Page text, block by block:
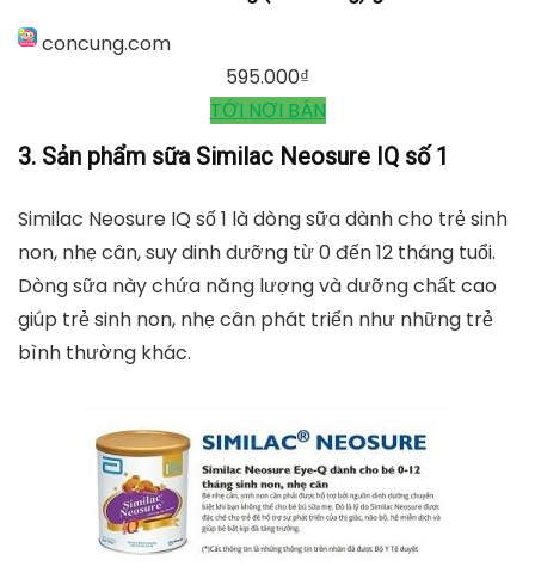
concung.com
595.000₫
TỚI NƠI BÁN
3. Sản phẩm sữa Similac Neosure IQ số 1
Similac Neosure IQ số 1 là dòng sữa dành cho trẻ sinh
non, nhẹ cân, suy dinh dưỡng từ 0 đến 12 tháng tuổi.
Dòng sữa này chứa năng lượng và dưỡng chất cao
giúp trẻ sinh non, nhẹ cân phát triển như những trẻ
bình thường khác.